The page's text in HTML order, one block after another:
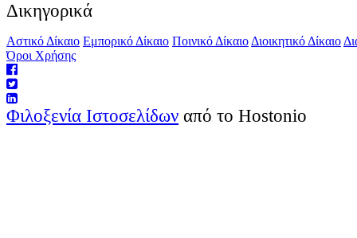
Δικηγορικά
Αστικό Δίκαιο Εμπορικό Δίκαιο Ποινικό Δίκαιο Διοικητικό Δίκαιο
Όροι Χρήσης
Φιλοξενία Ιστοσελίδων από το Hostonio